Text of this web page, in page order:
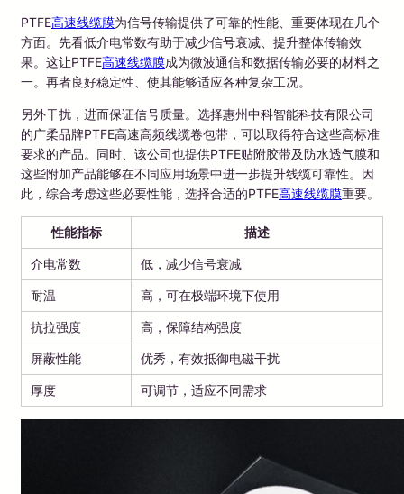
PTFE高速线缆膜为信号传输提供了可靠的性能、重要体现在几个
方面。先看低介电常数有助于减少信号衰减、提升整体传输效
果。这让PTFE高速线缆膜成为微波通信和数据传输必要的材料之
一。再者良好稳定性、使其能够适应各种复杂工况。
另外干扰，进而保证信号质量。选择惠州中科智能科技有限公司
的广柔品牌PTFE高速高频线缆卷包带，可以取得符合这些高标准
要求的产品。同时、该公司也提供PTFE贴附胶带及防水透气膜和
这些附加产品能够在不同应用场景中进一步提升线缆可靠性。因
此，综合考虑这些必要性能，选择合适的PTFE高速线缆膜重要。
性能指标 描述
介电常数 低，减少信号衰减
耐温 高，可在极端环境下使用
抗拉强度 高，保障结构强度
屏蔽性能 优秀，有效抵御电磁干扰
厚度 可调节，适应不同需求